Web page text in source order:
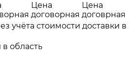
Цена
договорная
Цена
договрная
учёта стоимости доставки в
в область